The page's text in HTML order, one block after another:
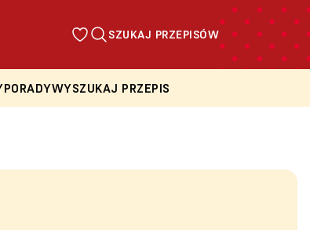
SZUKAJ PRZEPISÓW
PORADYWYSZUKAJ PRZEPIS